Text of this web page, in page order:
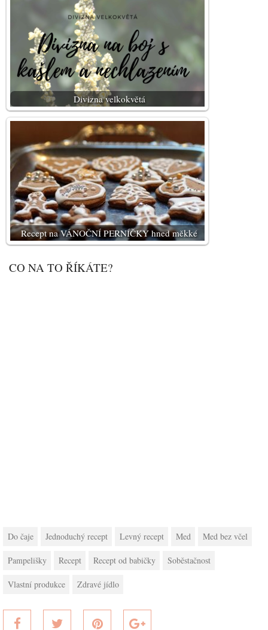
Divizna velkokvětá
Recept na VÁNOČNÍ PERNÍČKY hned měkké
CO NA TO ŘÍKÁTE?
Do čaje Jednoduchý recept Levný recept Med Med bez včel
Pampelišky Recept Recept od babičky Soběstačnost
Vlastní produkce Zdravé jídlo